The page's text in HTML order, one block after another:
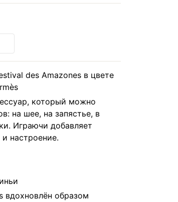
des Amazones в цвете
который можно
на шее, на запястье, в
Играючи добавляет
настроение.
вдохновлён образом